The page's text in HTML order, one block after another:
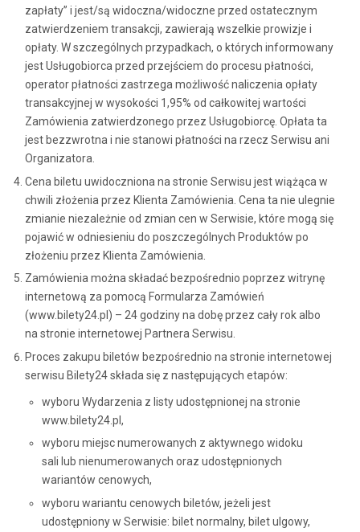
zapłaty” i jest/są widoczna/widoczne przed ostatecznym
zatwierdzeniem transakcji, zawierają wszelkie prowizje i
opłaty. W szczególnych przypadkach, o których informowany
jest Usługobiorca przed przejściem do procesu płatności,
operator płatności zastrzega możliwość naliczenia opłaty
transakcyjnej w wysokości 1,95% od całkowitej wartości
Zamówienia zatwierdzonego przez Usługobiorcę. Opłata ta
jest bezzwrotna i nie stanowi płatności na rzecz Serwisu ani
Organizatora.
Cena biletu uwidoczniona na stronie Serwisu jest wiążąca w
chwili złożenia przez Klienta Zamówienia. Cena ta nie ulegnie
zmianie niezależnie od zmian cen w Serwisie, które mogą się
pojawić w odniesieniu do poszczególnych Produktów po
złożeniu przez Klienta Zamówienia.
Zamówienia można składać bezpośrednio poprzez witrynę
internetową za pomocą Formularza Zamówień
(www.bilety24.pl) – 24 godziny na dobę przez cały rok albo
na stronie internetowej Partnera Serwisu.
Proces zakupu biletów bezpośrednio na stronie internetowej
serwisu Bilety24 składa się z następujących etapów:
wyboru Wydarzenia z listy udostępnionej na stronie
www.bilety24.pl,
wyboru miejsc numerowanych z aktywnego widoku
sali lub nienumerowanych oraz udostępnionych
wariantów cenowych,
wyboru wariantu cenowych biletów, jeżeli jest
udostępniony w Serwisie: bilet normalny, bilet ulgowy,